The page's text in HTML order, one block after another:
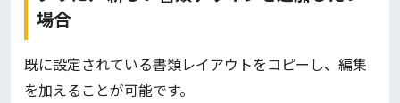
場合
既に設定されている書類レイアウトをコピーし、編集
を加えることが可能です。